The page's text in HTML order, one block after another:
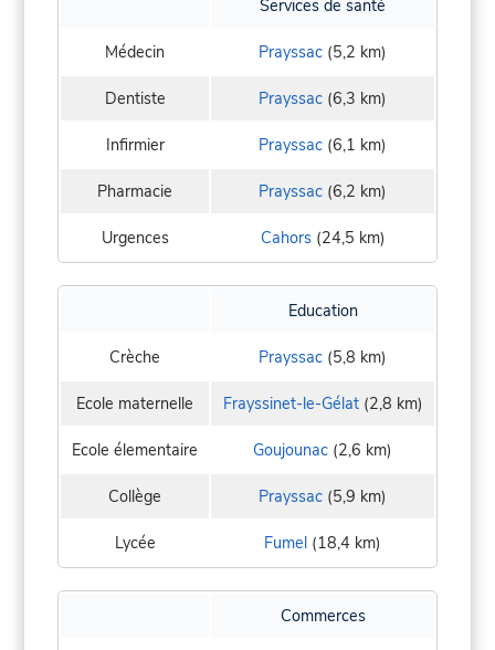
Services de santé
Médecin Prayssac (5,2 km)
Dentiste Prayssac (6,3 km)
Infirmier Prayssac (6,1 km)
Pharmacie Prayssac (6,2 km)
Urgences Cahors(24,5 km)
Education
Crèche Prayssac (5,8 km)
Ecole maternelle Frayssinet-le-Gélat(2,8 km)
Ecole élementaire Goujounac (2,6 km)
Collège Prayssac (5,9 km)
Lycée Fumel (18,4 km)
Commerces